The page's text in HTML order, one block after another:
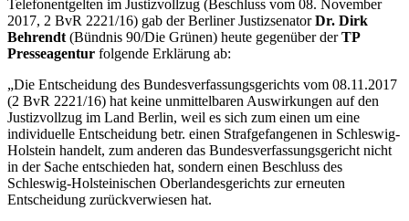
Telefonentgelten im Justizvollzug (Beschluss vom 08. November
2017, 2 BvR 2221/16) gab der Berliner JustizsenatorDr. Dirk
Behrendt (Bündnis 90/Die Grünen) heute gegenüber derTP
Presseagentur folgende Erklärung ab:
„Die Entscheidung des Bundesverfassungsgerichts vom 08.11.2017
(2 BvR 2221/16) hat keine unmittelbaren Auswirkungen auf den
Justizvollzug im Land Berlin, weil es sich zum einen um eine
individuelle Entscheidung betr. einen Strafgefangenen in Schleswig-
Holstein handelt, zum anderen das Bundesverfassungsgericht nicht
in der Sache entschieden hat, sondern einen Beschluss des
Schleswig-Holsteinischen Oberlandesgerichts zur erneuten
Entscheidung zurückverwiesen hat.